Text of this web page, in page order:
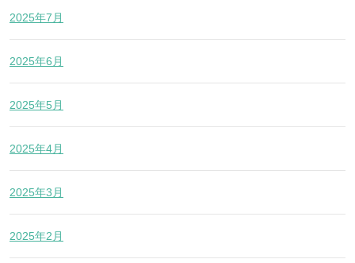
2025年7月
2025年6月
2025年5月
2025年4月
2025年3月
2025年2月